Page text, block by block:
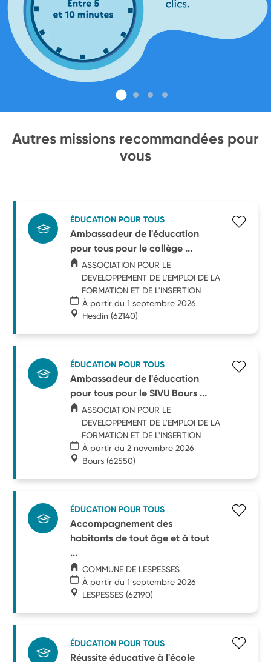
Autres missions recommandées pour
vous
ÉDUCATION POUR TOUS
Ambassadeur de l'éducation
pour tous pour le collège ...
ASSOCIATION POUR LE
DEVELOPPEMENT DE L'EMPLOI DE LA
FORMATION ET DE L'INSERTION
À partir du 1 septembre 2026
Hesdin (62140)
ÉDUCATION POUR TOUS
Ambassadeur de l'éducation
pour tous pour le SIVU Bours ...
ASSOCIATION POUR LE
DEVELOPPEMENT DE L'EMPLOI DE LA
FORMATION ET DE L'INSERTION
À partir du 2 novembre 2026
Bours (62550)
ÉDUCATION POUR TOUS
Accompagnement des
habitants de tout âge et à tout
...
COMMUNE DE LESPESSES
À partir du 1 septembre 2026
LESPESSES (62190)
ÉDUCATION POUR TOUS
Réussite éducative à l'école